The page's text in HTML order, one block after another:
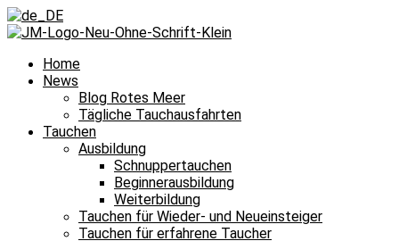
Home
News
Blog Rotes Meer
Tägliche Tauchausfahrten
Tauchen
Ausbildung
Schnuppertauchen
Beginnerausbildung
Weiterbildung
Tauchen für Wieder- und Neueinsteiger
Tauchen für erfahrene Taucher